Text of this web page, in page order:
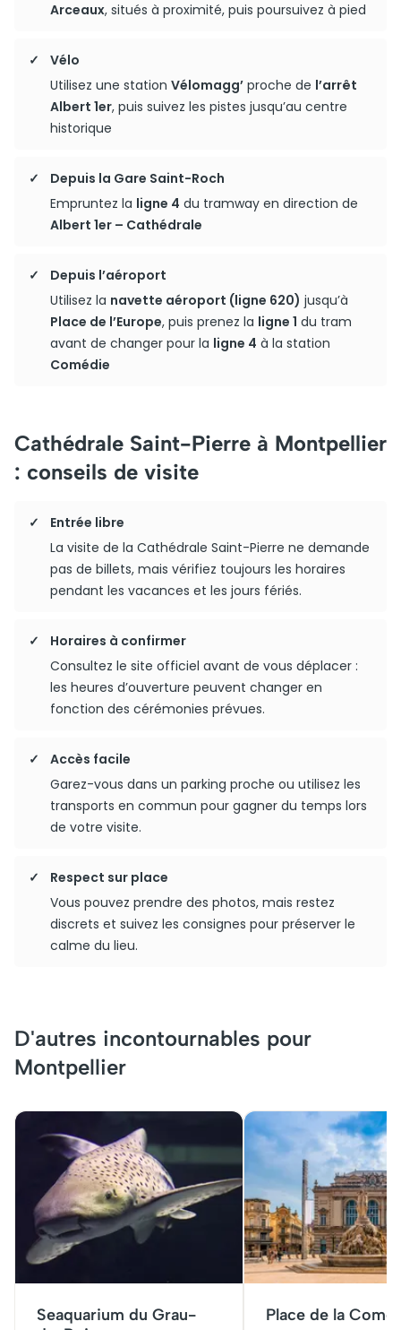
Arceaux, situés à proximité, puis poursuivez à pied
Vélo
Utilisez une station Vélomagg’ proche de l’arrêt
Albert 1er, puis suivez les pistes jusqu’au centre
historique
Depuis la Gare Saint-Roch
Empruntez la ligne 4 du tramway en direction de
Albert 1er – Cathédrale
Depuis l’aéroport
Utilisez la navette aéroport (ligne 620) jusqu’à
Place de l’Europe, puis prenez la ligne 1 du tram
avant de changer pour la ligne 4 à la station
Comédie
Cathédrale Saint-Pierre à Montpellier
: conseils de visite
Entrée libre
La visite de la Cathédrale Saint-Pierre ne demande
pas de billets, mais vérifiez toujours les horaires
pendant les vacances et les jours fériés.
Horaires à confirmer
Consultez le site officiel avant de vous déplacer :
les heures d’ouverture peuvent changer en
fonction des cérémonies prévues.
Accès facile
Garez-vous dans un parking proche ou utilisez les
transports en commun pour gagner du temps lors
de votre visite.
Respect sur place
Vous pouvez prendre des photos, mais restez
discrets et suivez les consignes pour préserver le
calme du lieu.
D'autres incontournables pour
Montpellier
Seaquarium du Grau-
Place de la